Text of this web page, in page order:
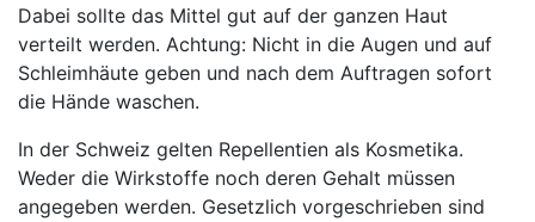
Dabei sollte das Mittel gut auf der ganzen Haut
verteilt werden. Achtung: Nicht in die Augen und auf
Schleimhäute geben und nach dem Auftragen sofort
die Hände waschen.
In der Schweiz gelten Repellentien als Kosmetika.
Weder die Wirkstoffe noch deren Gehalt müssen
angegeben werden. Gesetzlich vorgeschrieben sind